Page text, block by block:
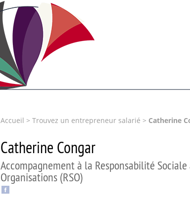
Accueil > Trouvez un entrepreneur salarié > Catherine
Catherine Congar
Accompagnement à la Responsabilité
Organisations (RSO)